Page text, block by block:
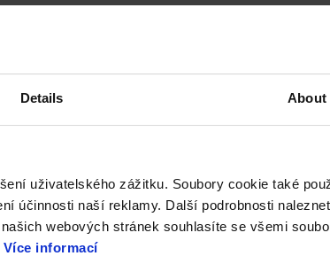
Details About
uživatelského zážitku. Soubory cookie také
účinnosti naší reklamy. Další podrobnosti
webových stránek souhlasíte se všemi
Více informací